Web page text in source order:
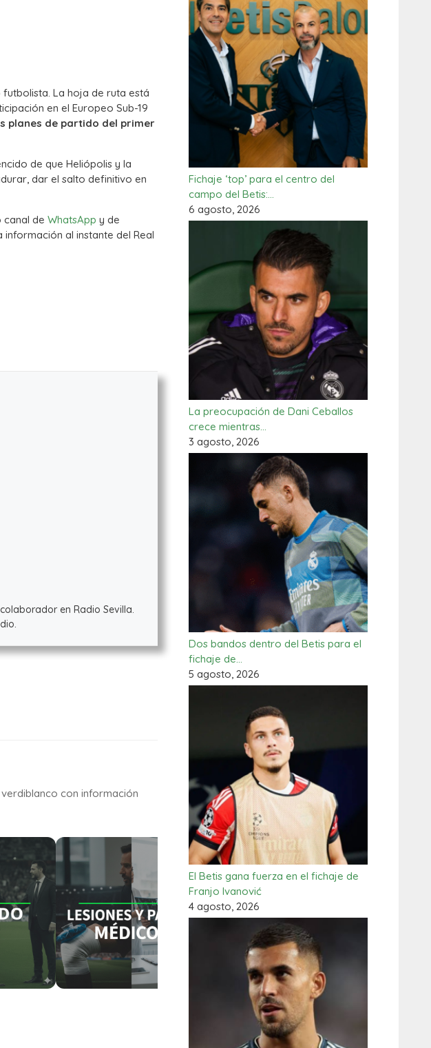
La hoja de ruta está
en el Europeo Sub-19
planes de partido del primer
de que Heliópolis y la
dar el salto definitivo en
canal de WhatsApp y de
al instante del Real
en Radio Sevilla.
con información
Fichaje ‘top’ para el centro del
campo del Betis:…
6 agosto, 2026
La preocupación de Dani Ceballos
crece mientras…
3 agosto, 2026
Dos bandos dentro del Betis para el
fichaje de…
5 agosto, 2026
El Betis gana fuerza en el fichaje de
Franjo Ivanović
4 agosto, 2026